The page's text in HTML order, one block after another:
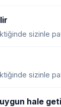
sizinle
sizinle
hale